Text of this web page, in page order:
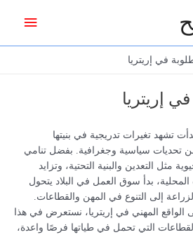
في إريتريا
إريتريا
تشهد تغيرات تدريجية في بنيتها
من تحديات سياسية وجغرافية. بفضل تنامي
مثل التعدين والبنية التحتية، وتزايد
المحلية، بدأ سوق العمل في البلاد يتحول
إلى التنوع في المهن والقطاعات.
المهني في إريتريا، نستعرض في هذا
التي تحمل في طياتها فرصًا واعدة،